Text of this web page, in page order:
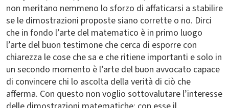
non meritano nemmeno lo sforzo di affaticarsi a stabilire
se le dimostrazioni proposte siano corrette o no. Dirci
che in fondo l’arte del matematico è in primo luogo
l’arte del buon testimone che cerca di esporre con
chiarezza le cose che sa e che ritiene importanti e solo in
un secondo momento è l’arte del buon avvocato capace
di convincere chi lo ascolta della verità di ciò che
afferma. Con questo non voglio sottovalutare l’interesse